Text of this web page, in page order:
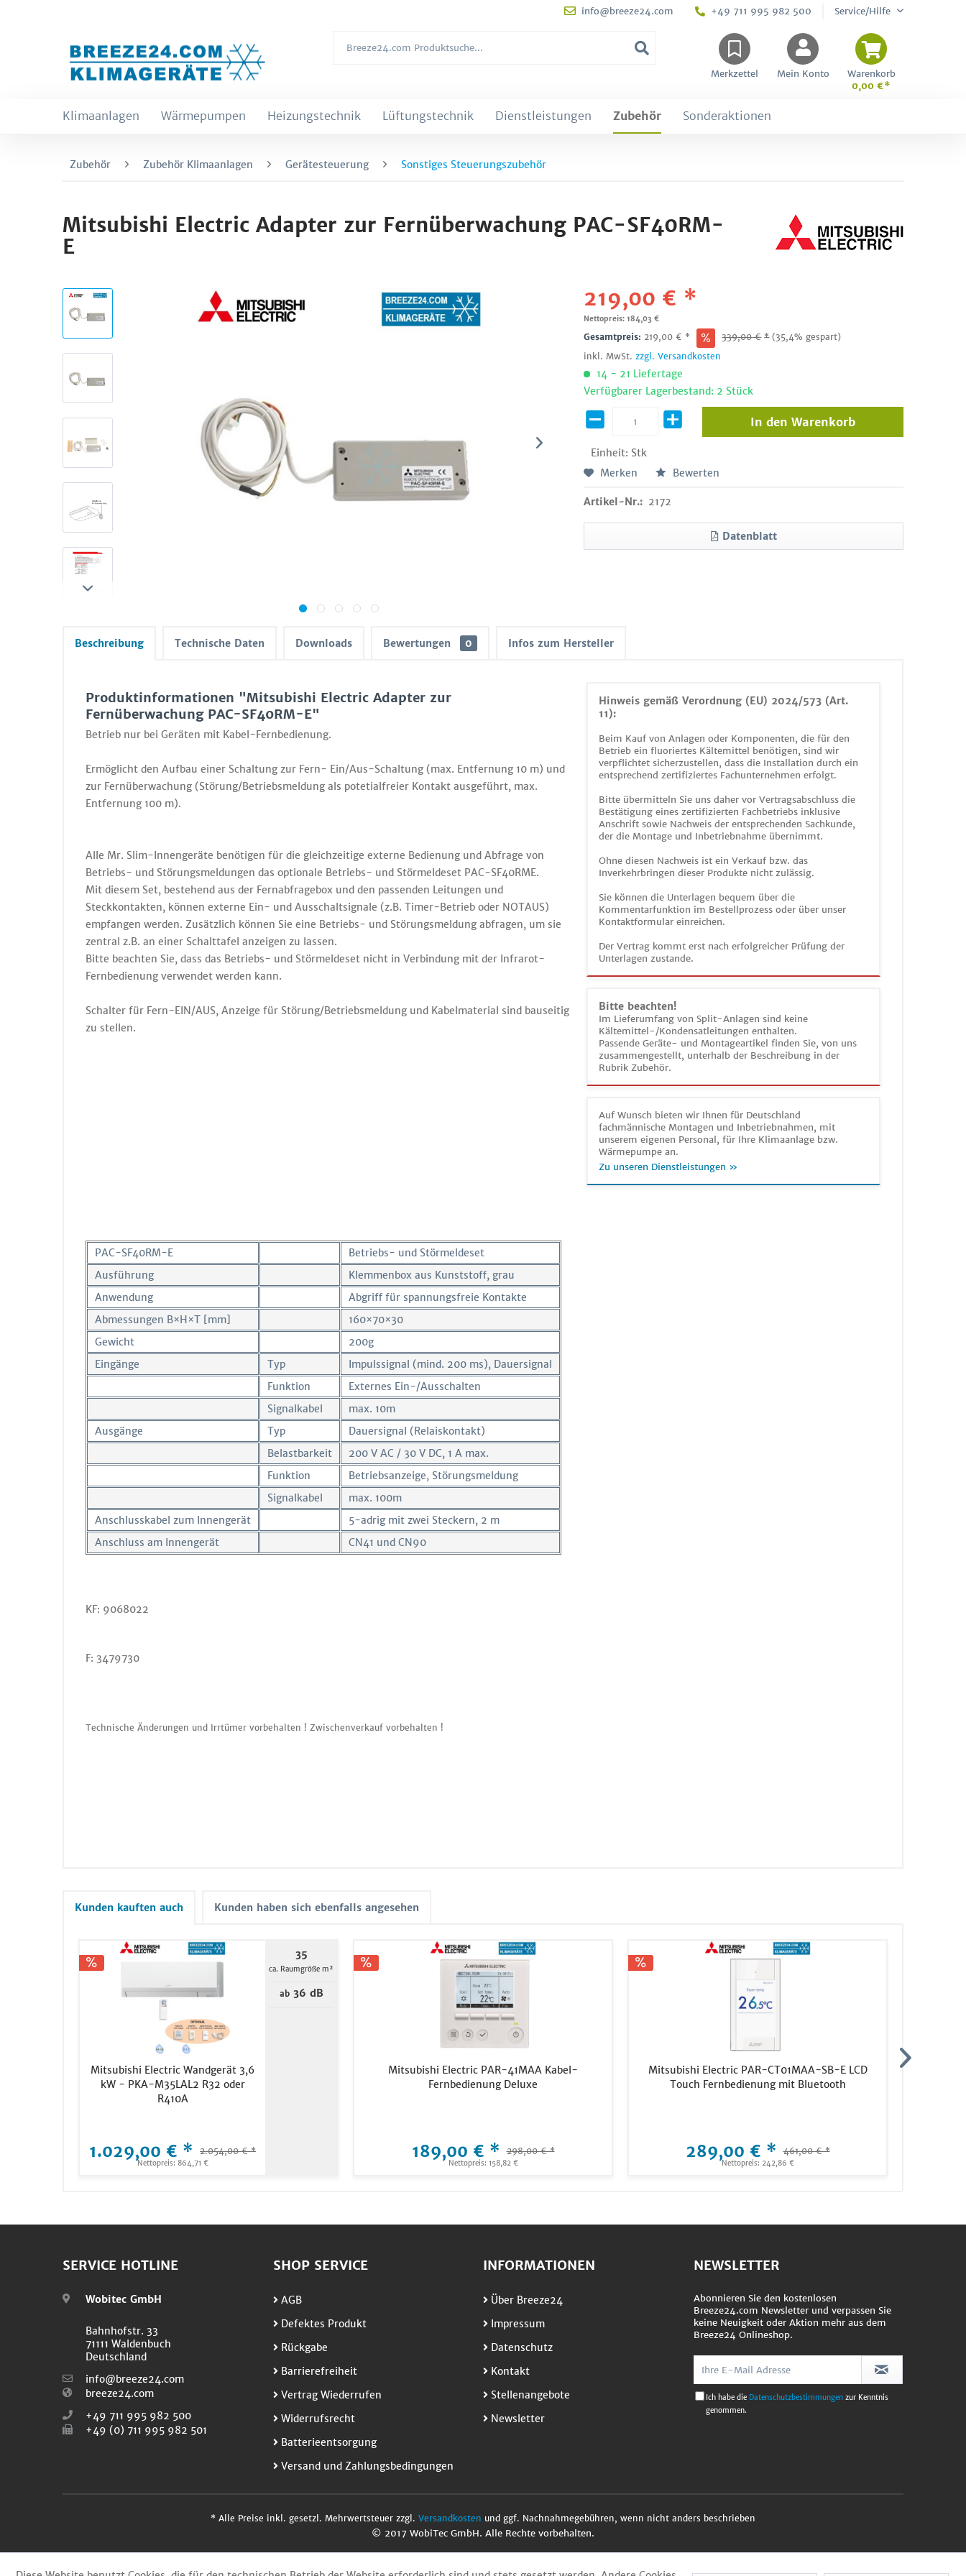
info@breeze24.com +49 711 995 982 500 Service/Hilfe
Merkzettel Mein Konto
Warenkorb
0,00 €*
Klimaanlagen Wärmepumpen Heizungstechnik Lüftungstechnik Dienstleistungen Zubehör Sonderaktionen
Zubehör Zubehör Klimaanlagen Gerätesteuerung Sonstiges Steuerungszubehör
Mitsubishi Electric Adapter zur Fernüberwachung PAC-SF40RM-
E
219,00 € *
Nettopreis: 184,03 €
Gesamtpreis: 219,00 € * 339,00€ * (35,4% gespart)
inkl. MwSt.zzgl. Versandkosten
14 - 21 Liefertage
Verfügbarer Lagerbestand: 2 Stück
Einheit: Stk
In den Warenkorb
Merken Bewerten
Artikel-Nr.: 2172
Datenblatt
Beschreibung Technische Daten Downloads Bewertungen 0 Infos zum Hersteller
Hinweis gemäß Verordnung (EU) 2024/573 (Art.
11):
Beim Kauf von Anlagen oder Komponenten, die für den
Betrieb ein fluoriertes Kältemittel benötigen, sind wir
verpflichtet sicherzustellen, dass die Installation durch ein
entsprechend zertifiziertes Fachunternehmen erfolgt.
Bitte übermitteln Sie uns daher vor Vertragsabschluss die
Bestätigung eines zertifizierten Fachbetriebs inklusive
Anschrift sowie Nachweis der entsprechenden Sachkunde,
der die Montage und Inbetriebnahme übernimmt.
Ohne diesen Nachweis ist ein Verkauf bzw. das
Inverkehrbringen dieser Produkte nicht zulässig.
Sie können die Unterlagen bequem über die
Kommentarfunktion im Bestellprozess oder über unser
Kontaktformular einreichen.
Der Vertrag kommt erst nach erfolgreicher Prüfung der
Unterlagen zustande.
Bitte beachten!
Im Lieferumfang von Split-Anlagen sind keine
Kältemittel-/Kondensatleitungen enthalten.
Passende Geräte- und Montageartikel finden Sie, von uns
zusammengestellt, unterhalb der Beschreibung in der
Rubrik Zubehör.
Auf Wunsch bieten wir Ihnen für Deutschland
fachmännische Montagen und Inbetriebnahmen, mit
unserem eigenen Personal, für Ihre Klimaanlage bzw.
Wärmepumpe an.
Zu unseren Dienstleistungen »
Produktinformationen "Mitsubishi Electric Adapter zur
Fernüberwachung PAC-SF40RM-E"
Betrieb nur bei Geräten mit Kabel-Fernbedienung.
Ermöglicht den Aufbau einer Schaltung zur Fern- Ein/Aus-Schaltung (max. Entfernung 10 m) und
zur Fernüberwachung (Störung/Betriebsmeldung als potetialfreier Kontakt ausgeführt, max.
Entfernung 100 m).
Alle Mr. Slim-Innengeräte benötigen für die gleichzeitige externe Bedienung und Abfrage von
Betriebs- und Störungsmeldungen das optionale Betriebs- und Störmeldeset PAC-SF40RME.
Mit diesem Set, bestehend aus der Fernabfragebox und den passenden Leitungen und
Steckkontakten, können externe Ein- und Ausschaltsignale (z.B. Timer-Betrieb oder NOTAUS)
empfangen werden. Zusätzlich können Sie eine Betriebs- und Störungsmeldung abfragen, um sie
zentral z.B. an einer Schalttafel anzeigen zu lassen.
Bitte beachten Sie, dass das Betriebs- und Störmeldeset nicht in Verbindung mit der Infrarot-
Fernbedienung verwendet werden kann.
Schalter für Fern-EIN/AUS, Anzeige für Störung/Betriebsmeldung und Kabelmaterial sind bauseitig
zu stellen.
PAC-SF40RM-E
Betriebs- und Störmeldeset
Ausführung
Klemmenbox aus Kunststoff, grau
Anwendung
Abgriff für spannungsfreie Kontakte
Abmessungen B×H×T [mm]
160×70×30
Gewicht
200g
Eingänge
Typ
Impulssignal (mind. 200 ms), Dauersignal
Funktion
Externes Ein-/Ausschalten
Signalkabel
max. 10m
Ausgänge
Typ
Dauersignal (Relaiskontakt)
Belastbarkeit
200 V AC / 30 V DC, 1 A max.
Funktion
Betriebsanzeige, Störungsmeldung
Signalkabel
max. 100m
Anschlusskabel zum Innengerät
5-adrig mit zwei Steckern, 2 m
Anschluss am Innengerät
CN41 und CN90
KF: 9068022
F: 3479730
Technische Änderungen und Irrtümer vorbehalten ! Zwischenverkauf vorbehalten !
Kunden kauften auch Kunden haben sich ebenfalls angesehen
Mitsubishi Electric Wandgerät 3,6
kW - PKA-M35LAL2 R32 oder
R410A
1.029,00 € * 2.054,00 € *
Nettopreis: 864,71 €
35
ca. Raumgröße m²
ab36 dB
Mitsubishi Electric PAR-41MAA Kabel-
Fernbedienung Deluxe
189,00 € * 298,00 € *
Nettopreis: 158,82 €
Mitsubishi Electric PAR-CT01MAA-SB-E LCD
Touch Fernbedienung mit Bluetooth
289,00 € * 461,00 € *
Nettopreis: 242,86 €
SERVICE HOTLINE
Wobitec GmbH
Bahnhofstr. 33
71111 Waldenbuch
Deutschland
info@breeze24.com
breeze24.com
+49 711 995 982 500
+49 (0) 711 995 982 501
SHOP SERVICE
AGB
Defektes Produkt
Rückgabe
Barrierefreiheit
Vertrag Wiederrufen
Widerrufsrecht
Batterieentsorgung
Versand und Zahlungsbedingungen
INFORMATIONEN
Über Breeze24
Impressum
Datenschutz
Kontakt
Stellenangebote
Newsletter
NEWSLETTER
Abonnieren Sie den kostenlosen
Breeze24.com Newsletter und verpassen Sie
keine Neuigkeit oder Aktion mehr aus dem
Breeze24 Onlineshop.
Ich habe die Datenschutzbestimmungen zur Kenntnis
genommen.
* Alle Preise inkl. gesetzl. Mehrwertsteuer zzgl. Versandkosten und ggf. Nachnahmegebühren, wenn nicht anders beschrieben
© 2017 WobiTec GmbH. Alle Rechte vorbehalten.